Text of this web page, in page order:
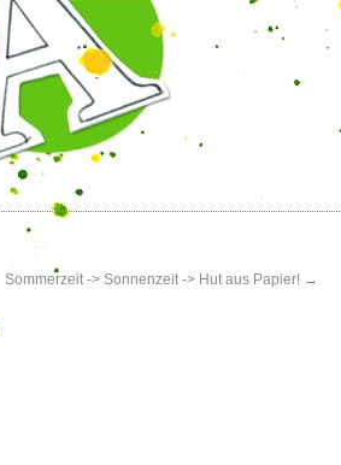
Sommerzeit -> Sonnenzeit -> Hut aus Papier! →